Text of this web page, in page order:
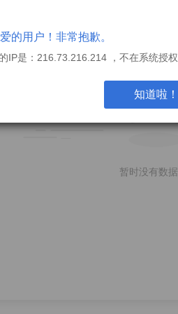
的用户！非常抱歉。
IP是：216.73.216.214 ，不在系统授
知道啦！
暂时没有数